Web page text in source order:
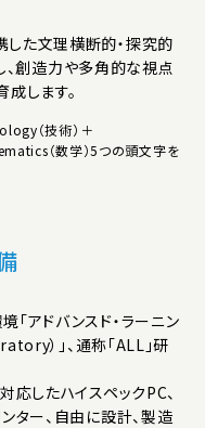
た文理横断的・探究的
、創造力や多角的な視点
します。
（技術）＋
（数学）5つの頭文字を
アドバンスド・ラーニン
）」、通称「ALL」研
応したハイスペックPC、
ター、自由に設計、製造